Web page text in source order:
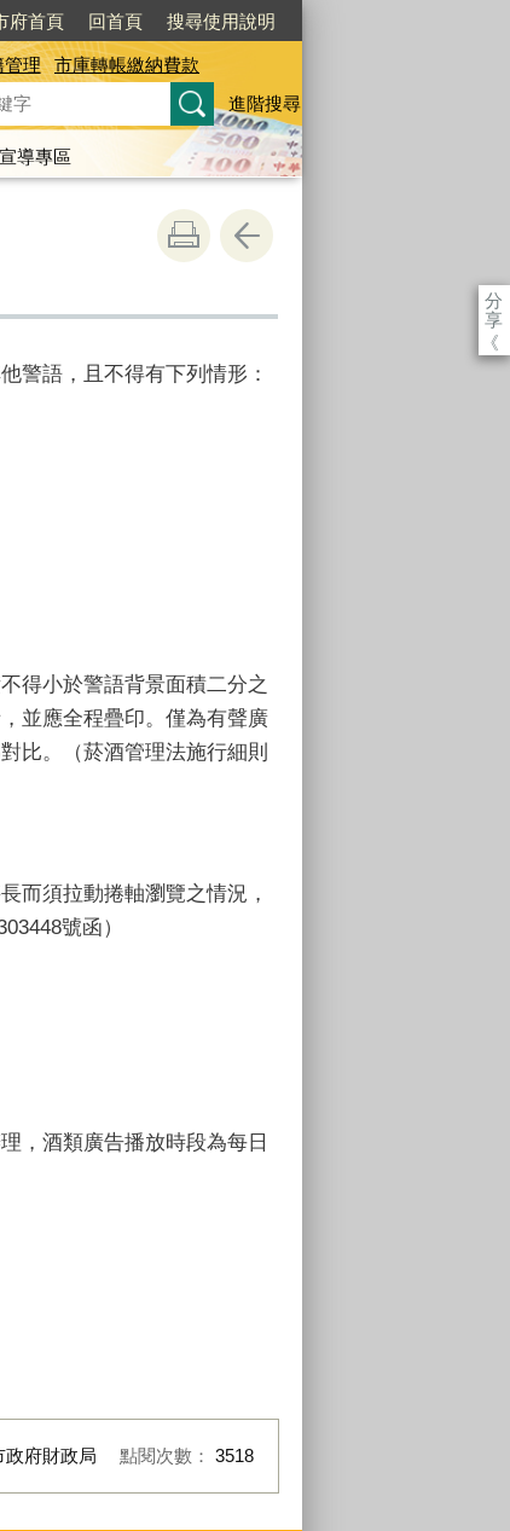
府首頁 回首頁 搜尋使用說明
管理
市庫轉帳繳納費款
進階搜尋
宣導專區
分
享
《
警語，且不得有下列情形：
得小於警語背景面積二分之
並應全程疊印。僅為有聲廣
比。（菸酒管理法施行細則
而須拉動捲軸瀏覽之情況，
號函）
，酒類廣告播放時段為每日
政府財政局 點閱次數： 3518